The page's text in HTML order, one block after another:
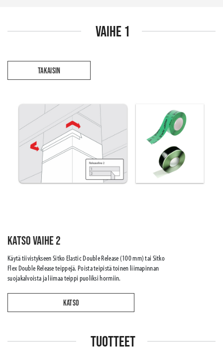
VAIHE 1
TAKAISIN
Katso vaihe 2
Käytä tiivistykseen Sitko Elastic Double Release (100 mm) tai Sitko
Flex Double Release teippejä. Poista teipistä toinen liimapinnan
suojakalvoista ja liimaa teippi puoliksi hormiin.
KATSO
TUOTTEET